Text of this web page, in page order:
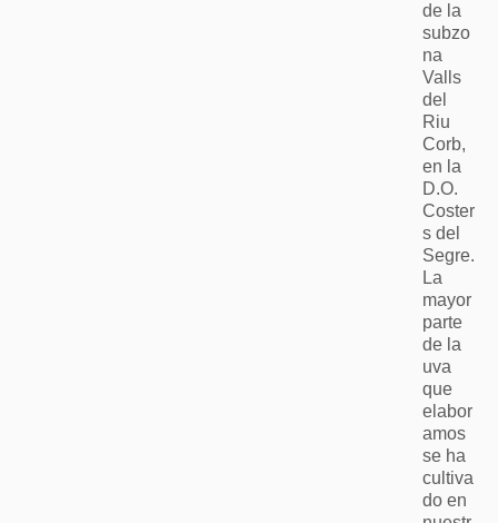
de la
subzo
na
Valls
del
Riu
Corb,
en la
D.O.
Coster
s del
Segre.
La
mayor
parte
de la
uva
que
elabor
amos
se ha
cultiva
do en